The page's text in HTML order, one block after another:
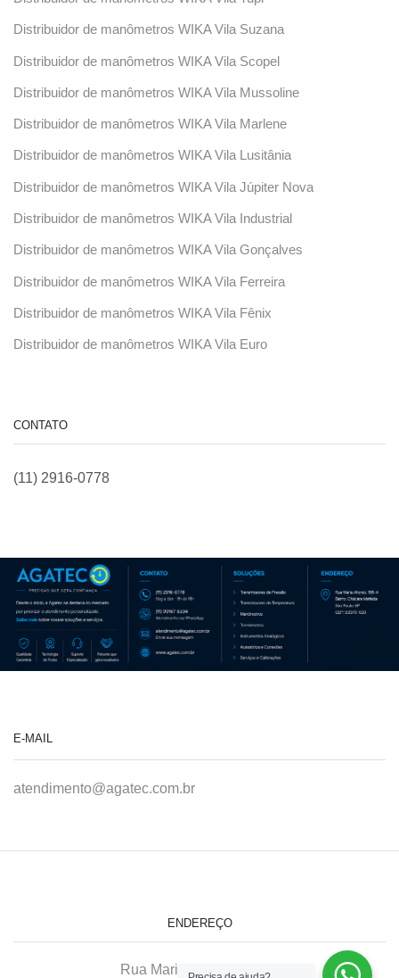
Distribuidor de manômetros WIKA Vila Suzana
Distribuidor de manômetros WIKA Vila Scopel
Distribuidor de manômetros WIKA Vila Mussoline
Distribuidor de manômetros WIKA Vila Marlene
Distribuidor de manômetros WIKA Vila Lusitânia
Distribuidor de manômetros WIKA Vila Júpiter Nova
Distribuidor de manômetros WIKA Vila Industrial
Distribuidor de manômetros WIKA Vila Gonçalves
Distribuidor de manômetros WIKA Vila Ferreira
Distribuidor de manômetros WIKA Vila Fênix
Distribuidor de manômetros WIKA Vila Euro
CONTATO
(11) 2916-0778
E-MAIL
atendimento@agatec.com.br
ENDEREÇO
Rua Maria Afonso, 166-A